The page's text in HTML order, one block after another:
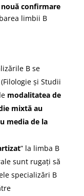
nouă confirmare
limbii B
B se
și Studii
modalitatea de
mixtă au
media de la
” la limba B
sunt rugați să
specializări B